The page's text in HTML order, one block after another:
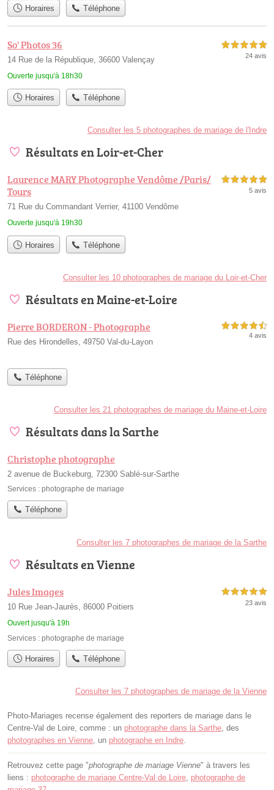
Horaires Téléphone
So' Photos 36
14 Rue de la République, 36600 Valençay
Ouverte jusqu'à 18h30
5,0 étoiles sur 5
24 avis
Horaires Téléphone
Consulter les 5 photographes de mariage de l'Indre
Résultats en Loir-et-Cher
Laurence MARY Photographe Vendôme /Paris/
Tours
71 Rue du Commandant Verrier, 41100 Vendôme
Ouverte jusqu'à 19h30
5,0 étoiles sur 5
5 avis
Horaires Téléphone
Consulter les 10 photographes de mariage du Loir-et-Cher
Résultats en Maine-et-Loire
Pierre BORDERON - Photographe
Rue des Hirondelles, 49750 Val-du-Layon
4,5 étoiles sur 5
4 avis
Téléphone
Consulter les 21 photographes de mariage du Maine-et-Loire
Résultats dans la Sarthe
Christophe photographe
2 avenue de Buckeburg, 72300 Sablé-sur-Sarthe
Services : photographe de mariage
Téléphone
Consulter les 7 photographes de mariage de la Sarthe
Résultats en Vienne
Jules Images
10 Rue Jean-Jaurès, 86000 Poitiers
Ouvert jusqu'à 19h
5,0 étoiles sur 5
23 avis
Services : photographe de mariage
Horaires Téléphone
Consulter les 7 photographes de mariage de la Vienne
Photo-Mariages recense également des reporters de mariage dans le
Centre-Val de Loire, comme : un photographe dans la Sarthe , des
photographes en Vienne , un photographe en Indre
Retrouvez cette page "photographe de mariage Vienne" à travers les
liens : photographe de mariage Centre-Val de Loire photographe de